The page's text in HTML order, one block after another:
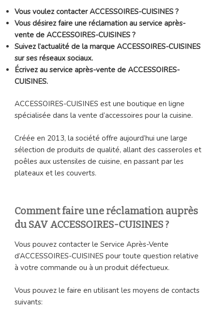
Vous voulez contacter ACCESSOIRES-CUISINES ?
Vous désirez faire une réclamation au service après-
vente de ACCESSOIRES-CUISINES ?
Suivez l’actualité de la marque ACCESSOIRES-CUISINES
sur ses réseaux sociaux.
Écrivez au service après-vente de ACCESSOIRES-
CUISINES.
ACCESSOIRES-CUISINES est une boutique en ligne
spécialisée dans la vente d’accessoires pour la cuisine.
Créée en 2013, la société offre aujourd’hui une large
sélection de produits de qualité, allant des casseroles et
poêles aux ustensiles de cuisine, en passant par les
plateaux et les couverts.
Comment faire une réclamation auprès
du SAV ACCESSOIRES-CUISINES ?
Vous pouvez contacter le Service Après-Vente
d’ACCESSOIRES-CUISINES pour toute question relative
à votre commande ou à un produit défectueux.
Vous pouvez le faire en utilisant les moyens de contacts
suivants: